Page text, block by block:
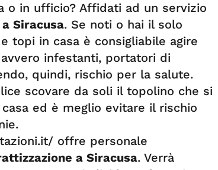
o in ufficio? Affidati ad un servizio
Siracusa. Se noti o hai il solo
topi in casa è consigliabile agire
infestanti, portatori di
quindi, rischio per la salute.
scovare da soli il topolino che si
ed è meglio evitare il rischio
offre personale
a Siracusa. Verrà